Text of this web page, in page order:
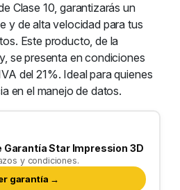
Clase 10, garantizarás un
y de alta velocidad para tus
Este producto, de la
se presenta en condiciones
del 21%. Ideal para quienes
en el manejo de datos.
Star Impression 3D
y condiciones.
garantía →